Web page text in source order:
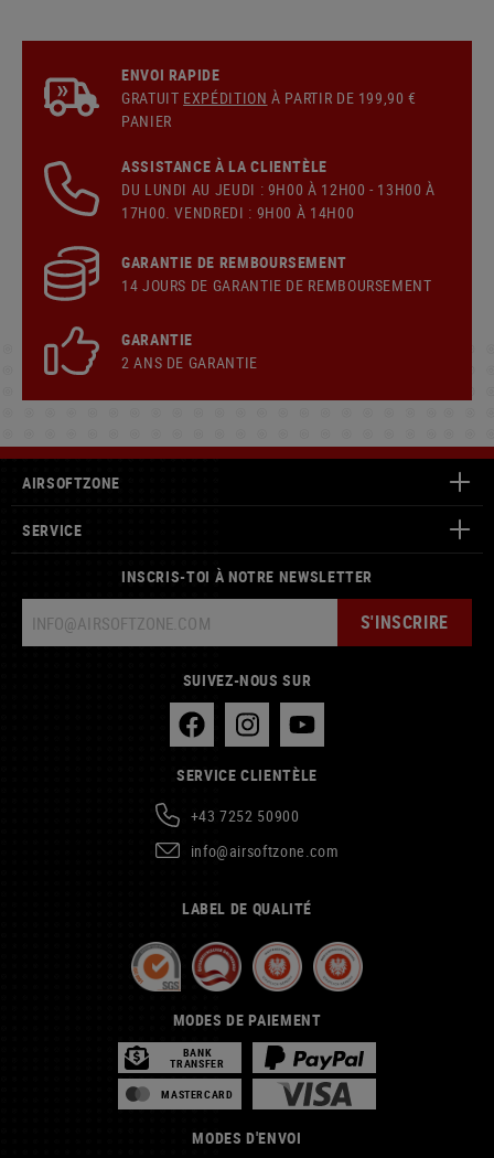
ENVOI RAPIDE
GRATUIT EXPÉDITION À PARTIR DE 199,90 €
PANIER
ASSISTANCE À LA CLIENTÈLE
DU LUNDI AU JEUDI : 9H00 À 12H00 - 13H00 À
17H00. VENDREDI : 9H00 À 14H00
GARANTIE DE REMBOURSEMENT
14 JOURS DE GARANTIE DE REMBOURSEMENT
GARANTIE
2 ANS DE GARANTIE
AIRSOFTZONE
SERVICE
INSCRIS-TOI À NOTRE NEWSLETTER
S'INSCRIRE
SUIVEZ-NOUS SUR
SERVICE CLIENTÈLE
+43 7252 50900
info@airsoftzone.com
LABEL DE QUALITÉ
MODES DE PAIEMENT
BANK
TRANSFER
MASTERCARD
MODES D'ENVOI